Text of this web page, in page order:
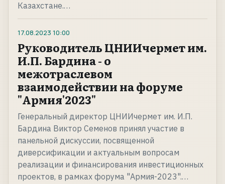
Казахстане.…
17.08.2023 10:00
Руководитель ЦНИИчермет им.
И.П. Бардина - о
межотраслевом
взаимодействии на форуме
"Армия'2023"
Генеральный директор ЦНИИчермет им. И.П.
Бардина Виктор Семенов принял участие в
панельной дискуссии, посвященной
диверсификации и актуальным вопросам
реализации и финансирования инвестиционных
проектов, в рамках форума "Армия-2023".…